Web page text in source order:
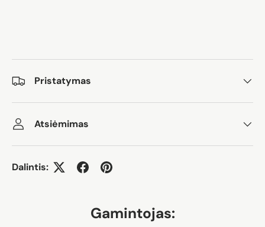
Pristatymas
Atsiėmimas
Dalintis:
Gamintojas: